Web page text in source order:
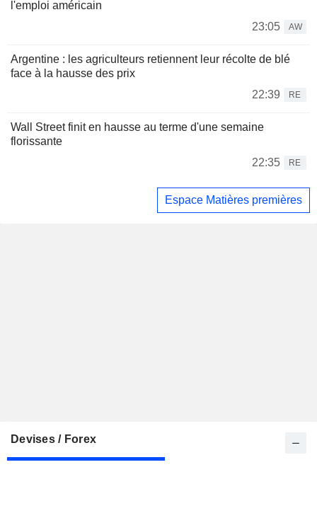
l'emploi américain
23:05
AW
Argentine : les agriculteurs retiennent leur récolte de blé
face à la hausse des prix
22:39
RE
Wall Street finit en hausse au terme d'une semaine
florissante
22:35
RE
Espace Matières premières
Devises / Forex